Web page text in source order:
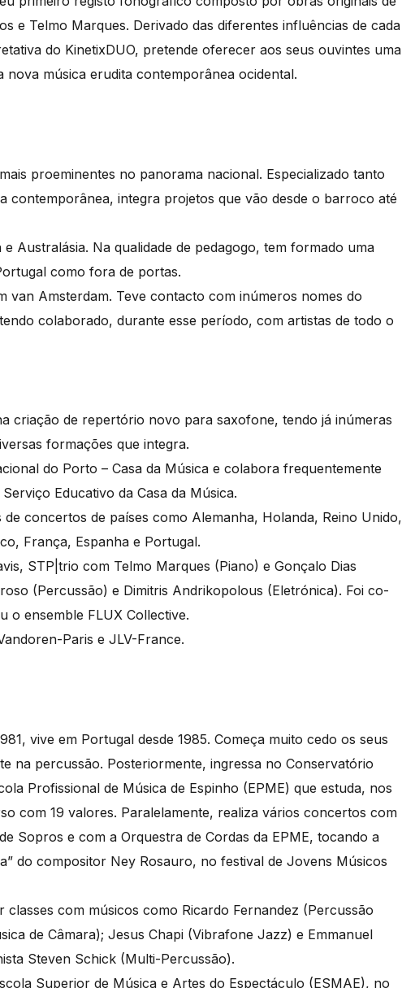
e Telmo Marques. Derivado das diferentes influências de cada
do KinetixDUO, pretende oferecer aos seus ouvintes uma
música erudita contemporânea ocidental.
proeminentes no panorama nacional. Especializado tanto
contemporânea, integra projetos que vão desde o barroco até
Australásia. Na qualidade de pedagogo, tem formado uma
como fora de portas.
van Amsterdam. Teve contacto com inúmeros nomes do
colaborado, durante esse período, com artistas de todo o
criação de repertório novo para saxofone, tendo já inúmeras
formações que integra.
do Porto – Casa da Música e colabora frequentemente
Educativo da Casa da Música.
de concertos de países como Alemanha, Holanda, Reino Unido,
França, Espanha e Portugal.
STP|trio com Telmo Marques (Piano) e Gonçalo Dias
(Percussão) e Dimitris Andrikopolous (Eletrónica). Foi co-
o ensemble FLUX Collective.
Paris e JLV-France.
vive em Portugal desde 1985. Começa muito cedo os seus
na percussão. Posteriormente, ingressa no Conservatório
Profissional de Música de Espinho (EPME) que estuda, nos
com 19 valores. Paralelamente, realiza vários concertos com
Sopros e com a Orquestra de Cordas da EPME, tocando a
do compositor Ney Rosauro, no festival de Jovens Músicos
classes com músicos como Ricardo Fernandez (Percussão
de Câmara); Jesus Chapi (Vibrafone Jazz) e Emmanuel
Steven Schick (Multi-Percussão).
Superior de Música e Artes do Espectáculo (ESMAE), no